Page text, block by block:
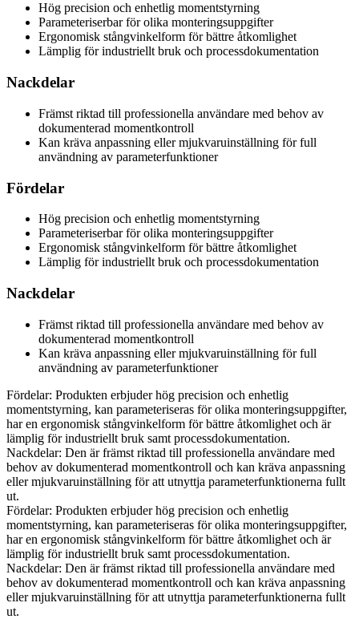
Hög precision och enhetlig momentstyrning
Parameteriserbar för olika monteringsuppgifter
Ergonomisk stångvinkelform för bättre åtkomlighet
Lämplig för industriellt bruk och processdokumentation
Nackdelar
Främst riktad till professionella användare med behov av
dokumenterad momentkontroll
Kan kräva anpassning eller mjukvaruinställning för full
användning av parameterfunktioner
Fördelar
Hög precision och enhetlig momentstyrning
Parameteriserbar för olika monteringsuppgifter
Ergonomisk stångvinkelform för bättre åtkomlighet
Lämplig för industriellt bruk och processdokumentation
Nackdelar
Främst riktad till professionella användare med behov av
dokumenterad momentkontroll
Kan kräva anpassning eller mjukvaruinställning för full
användning av parameterfunktioner
Fördelar: Produkten erbjuder hög precision och enhetlig
momentstyrning, kan parameteriseras för olika monteringsuppgifter,
har en ergonomisk stångvinkelform för bättre åtkomlighet och är
lämplig för industriellt bruk samt processdokumentation.
Nackdelar: Den är främst riktad till professionella användare med
behov av dokumenterad momentkontroll och kan kräva anpassning
eller mjukvaruinställning för att utnyttja parameterfunktionerna fullt
ut.
Fördelar: Produkten erbjuder hög precision och enhetlig
momentstyrning, kan parameteriseras för olika monteringsuppgifter,
har en ergonomisk stångvinkelform för bättre åtkomlighet och är
lämplig för industriellt bruk samt processdokumentation.
Nackdelar: Den är främst riktad till professionella användare med
behov av dokumenterad momentkontroll och kan kräva anpassning
eller mjukvaruinställning för att utnyttja parameterfunktionerna fullt
ut.